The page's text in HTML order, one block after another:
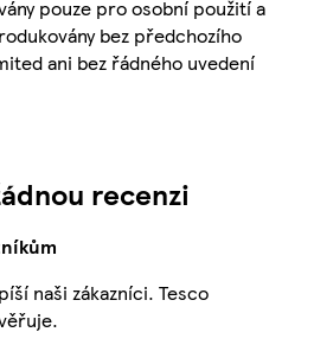
pouze pro osobní použití a
bez předchozího
ani bez řádného uvedení
recenzi
naši zákazníci. Tesco